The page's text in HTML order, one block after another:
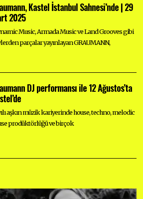
Kastel İstanbul Sahnesi’nde | 29
2025
Music, Armada Music ve Land Grooves gibi
parçalar yayınlayan GRAUMANN,
DJ performansı ile 12 Ağustos’ta
aşkın müzik kariyerinde house, techno, melodic
prodüktörlüğü ve birçok